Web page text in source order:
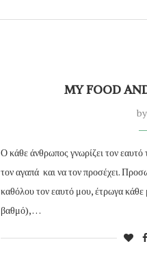
MY FOOD
by
Ο κάθε άνθρωπος γνωρίζει τον εαυτό
τον αγαπά και να τον προσέχει.
καθόλου τον εαυτό μου, έτρωγα
βαθμό), …